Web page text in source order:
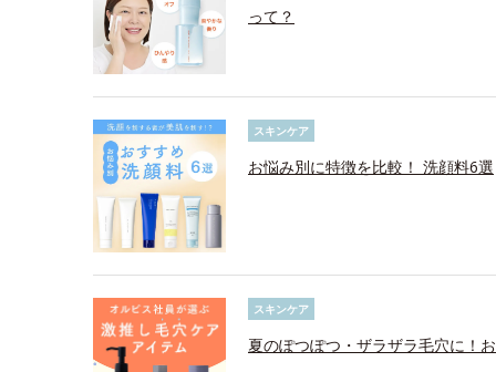
って？
スキンケア
お悩み別に特徴を比較！ 洗顔料6選
スキンケア
夏のぽつぽつ・ザラザラ毛穴に！